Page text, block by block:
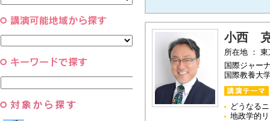
すべて
小西
所在地 ：
国際ジャー
国際教養大
どうなる
地政学的